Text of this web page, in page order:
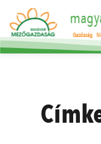
Gazdaság